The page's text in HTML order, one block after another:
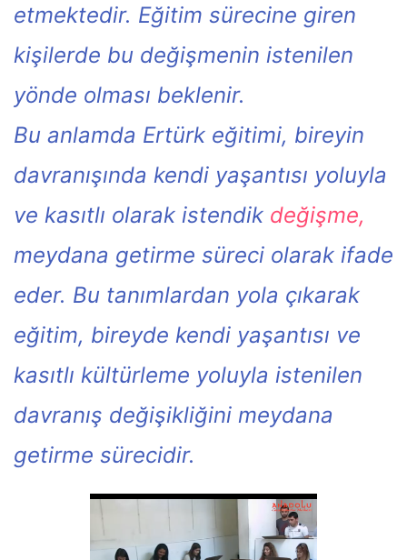
etmektedir. Eğitim sürecine giren
kişilerde bu değişmenin istenilen
yönde olması beklenir.
Bu anlamda Ertürk eğitimi, bireyin
davranışında kendi yaşantısı yoluyla
ve kasıtlı olarak istendik değişme,
meydana getirme süreci olarak ifade
eder. Bu tanımlardan yola çıkarak
eğitim, bireyde kendi yaşantısı ve
kasıtlı kültürleme yoluyla istenilen
davranış değişikliğini meydana
getirme sürecidir.